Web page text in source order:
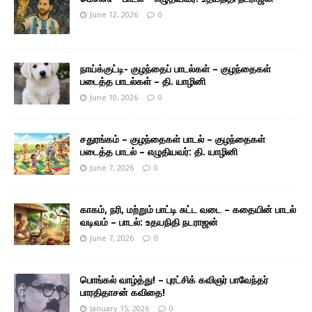
June 12, 2026 0
நாய்க்குட்டி- குழந்தைப் பாடல்கள் – குழந்தைகள்
படைத்த பாடல்கள் – தி. யாழினி
June 10, 2026 0
சதுரங்கம் – குழந்தைகள் பாடல் – குழந்தைகள்
படைத்த பாடல் – எழுதியவர்: தி. யாழினி
June 7, 2026 0
காகம், நரி, மற்றும் பாட்டி சுட்ட வடை – கதையின் பாடல்
வடிவம் – பாடல்: உதயநிதி நடராஜன்
June 7, 2026 0
பொங்கல் வாழ்த்து! – புரட்சிக் கவிஞர் பாவேந்தர்
பாரதிதாசன் கவிதை!
January 15, 2026 0